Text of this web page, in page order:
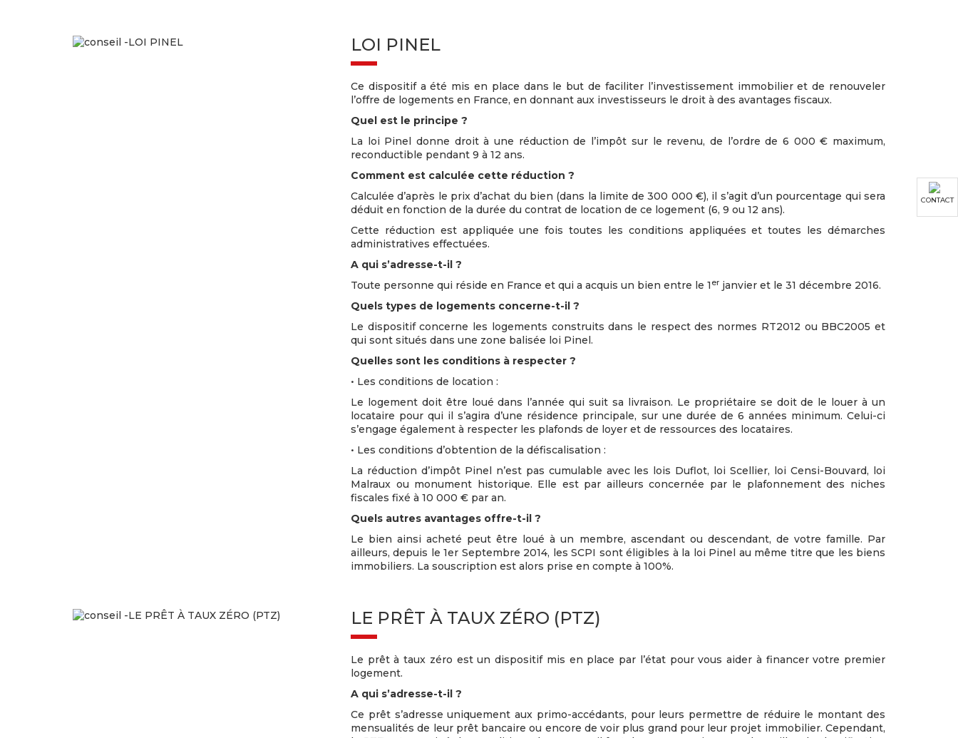
CONTACT
LOI PINEL
Ce dispositif a été mis en place dans le but de faciliter l’investissement immobilier et de renouveler
l’offre de logements en France, en donnant aux investisseurs le droit à des avantages fiscaux.
Quel est le principe ?
La loi Pinel donne droit à une réduction de l’impôt sur le revenu, de l’ordre de 6 000 € maximum,
reconductible pendant 9 à 12 ans.
Comment est calculée cette réduction ?
Calculée d’après le prix d’achat du bien (dans la limite de 300 000 €), il s’agit d’un pourcentage qui sera
déduit en fonction de la durée du contrat de location de ce logement (6, 9 ou 12 ans).
Cette réduction est appliquée une fois toutes les conditions appliquées et toutes les démarches
administratives effectuées.
A qui s’adresse-t-il ?
Toute personne qui réside en France et qui a acquis un bien entre le 1 erjanvier et le 31 décembre 2016.
Quels types de logements concerne-t-il ?
Le dispositif concerne les logements construits dans le respect des normes RT2012 ou BBC2005 et
qui sont situés dans une zone balisée loi Pinel.
Quelles sont les conditions à respecter ?
• Les conditions de location :
Le logement doit être loué dans l’année qui suit sa livraison. Le propriétaire se doit de le louer à un
locataire pour qui il s’agira d’une résidence principale, sur une durée de 6 années minimum. Celui-ci
s’engage également à respecter les plafonds de loyer et de ressources des locataires.
• Les conditions d’obtention de la défiscalisation :
La réduction d’impôt Pinel n’est pas cumulable avec les lois Duflot, loi Scellier, loi Censi-Bouvard, loi
Malraux ou monument historique. Elle est par ailleurs concernée par le plafonnement des niches
fiscales fixé à 10 000 € par an.
Quels autres avantages offre-t-il ?
Le bien ainsi acheté peut être loué à un membre, ascendant ou descendant, de votre famille. Par
ailleurs, depuis le 1er Septembre 2014, les SCPI sont éligibles à la loi Pinel au même titre que les biens
immobiliers. La souscription est alors prise en compte à 100%.
LE PRÊT À TAUX ZÉRO (PTZ)
Le prêt à taux zéro est un dispositif mis en place par l’état pour vous aider à financer votre premier
logement.
A qui s’adresse-t-il ?
Ce prêt s’adresse uniquement aux primo-accédants, pour leurs permettre de réduire le montant des
mensualités de leur prêt bancaire ou encore de voir plus grand pour leur projet immobilier. Cependant,